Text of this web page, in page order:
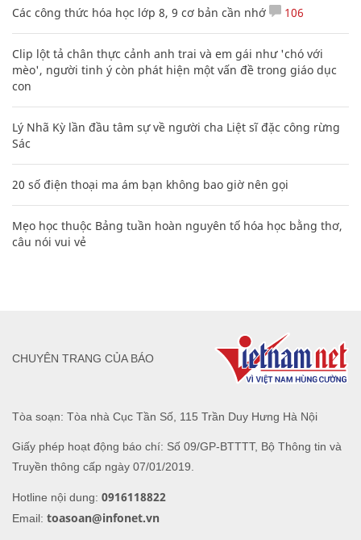
Các công thức hóa học lớp 8, 9 cơ bản cần nhớ 106
Clip lột tả chân thực cảnh anh trai và em gái như 'chó với
mèo', người tinh ý còn phát hiện một vấn đề trong giáo dục
con
Lý Nhã Kỳ lần đầu tâm sự về người cha Liệt sĩ đặc công rừng
Sác
20 số điện thoại ma ám bạn không bao giờ nên gọi
Mẹo học thuộc Bảng tuần hoàn nguyên tố hóa học bằng thơ,
câu nói vui vẻ
Tòa soạn: Tòa nhà Cục Tần Số, 115 Trần Duy Hưng Hà Nội
Giấy phép hoạt động báo chí: Số 09/GP-BTTTT, Bộ Thông tin và
Truyền thông cấp ngày 07/01/2019.
Hotline nội dung: 0916118822
Email: toasoan@infonet.vn
CHUYÊN TRANG CỦA BÁO